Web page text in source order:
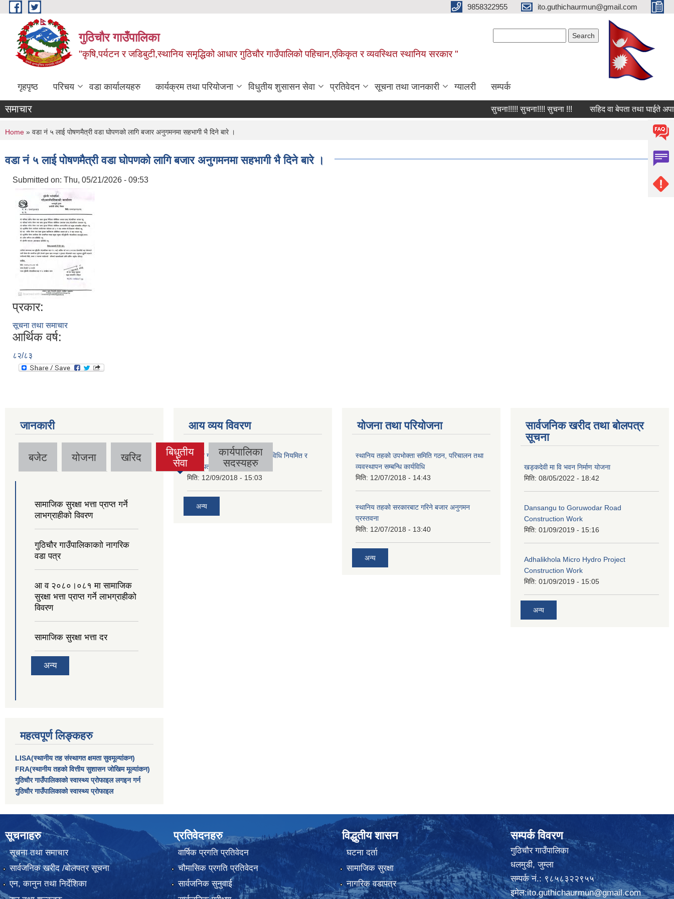
Skip to main content 9858322955 ito.guthichaurmun@gmail.com
गुठिचौर गाउँपालिका
"कृषि,पर्यटन र जडिबुटी,स्थानिय समृद्धिको आधार गुठिचौर गाउँपालिको पहिचान,एकिकृत र व्यवस्थित स्थानिय सरकार "
गृहपृष्ठ परिचय वडा कार्यालयहरु कार्यक्रम तथा परियोजना विधुतीय शुसासन सेवा प्रतिवेदन सूचना तथा जानकारी ग्यालरी सम्पर्क
समाचार सुचना!!!!! सुचना!!!! सुचना !!! सहिद वा बेपता तथा घाईते
You are here
Home » वडा नं ५ लाई पोषणमैत्री वडा घोपणको लागि बजार अनुगमनमा सहभागी भै दिने बारे ।
वडा नं ५ लाई पोषणमैत्री वडा घोपणको लागि बजार अनुगमनमा सहभागी भै दिने बारे ।
Submitted on: Thu, 05/21/2026 - 09:53
प्रकार:
सूचना तथा समाचार
आर्थिक वर्ष:
८२/८३
जानकारी
बजेट योजना खरिद
बिधुतीय
सेवा
(active
tab)
कार्यपालिका
सदस्यहरु
सामाजिक सुरक्षा भत्ता प्राप्त गर्ने
लाभग्राहीको विवरण
गुठिचौर गाउँपालिकाकाो नागरिक
वडा पत्र
आ व २०८०।०८१ मा सामाजिक
सुरक्षा भत्ता प्राप्त गर्ने लाभग्राहीको
विवरण
सामाजिक सुरक्षा भत्ता दर
अन्य
आय व्यय विवरण
गुठिचौर गाउँपालिकाको आर्थिक कार्यविधि नियमित र
व्यवस्थित गर्न बनेको ऐन, २०७४
मिति: 12/09/2018 - 15:03
अन्य
योजना तथा परियोजना
स्थानिय तहको उपभोक्ता समिति गठन, परिचालन तथा
व्यवस्थापन सम्बन्धि कार्यविधि
मिति: 12/07/2018 - 14:43
स्थानिय तहको सरकारबाट गरिने बजार अनुगमन
प्रस्तवना
मिति: 12/07/2018 - 13:40
अन्य
सार्वजनिक खरीद तथा बोलपत्र
सूचना
खड्कदेवी मा वि भवन निर्माण योजना
मिति: 08/05/2022 - 18:42
Dansangu to Goruwodar Road
Construction Work
मिति: 01/09/2019 - 15:16
Adhalikhola Micro Hydro Project
Construction Work
मिति: 01/09/2019 - 15:05
अन्य
महत्वपूर्ण लिङ्कहरु
LISA(स्थानीय तह संस्थागत क्षमता सुवमूल्यांकन)
FRA(स्थानीय तहको वित्तीय सुशासन जोखिम मूल्यांकन)
गुठिचौर गाउँपालिकाको स्वास्थ्य प्रोफाइल लगइन गर्न
गुठिचौर गाउँपालिकाको स्वास्थ्य प्रोफाइल
सूचनाहरु
सूचना तथा समाचार
सार्वजनिक खरीद /बोलपत्र सूचना
एन, कानुन तथा निर्देशिका
प्रतिवेदनहरु
वार्षिक प्रगति प्रतिवेदन
चौमासिक प्रगति प्रतिवेदन
सार्वजनिक सुनुवाई
विद्धुतीय शासन
घटना दर्ता
सामाजिक सुरक्षा
नागरिक वडापत्र
सम्पर्क विवरण
गुठिचौर गाउँपालिका
धलमुडी, जुम्ला
सम्पर्क नं.: ९८५८३२२९५५
इमेल:ito.guthichaurmun@gmail.com